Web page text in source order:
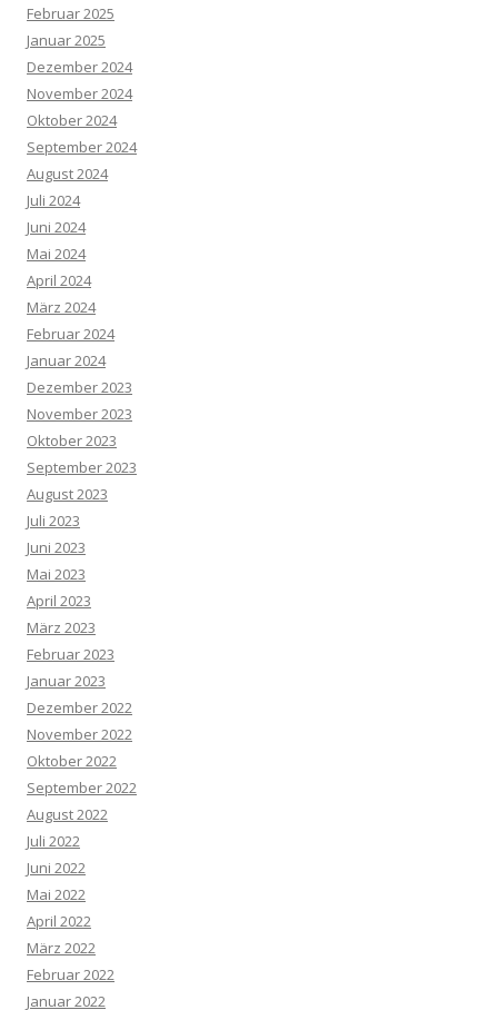
Februar 2025
Januar 2025
Dezember 2024
November 2024
Oktober 2024
September 2024
August 2024
Juli 2024
Juni 2024
Mai 2024
April 2024
März 2024
Februar 2024
Januar 2024
Dezember 2023
November 2023
Oktober 2023
September 2023
August 2023
Juli 2023
Juni 2023
Mai 2023
April 2023
März 2023
Februar 2023
Januar 2023
Dezember 2022
November 2022
Oktober 2022
September 2022
August 2022
Juli 2022
Juni 2022
Mai 2022
April 2022
März 2022
Februar 2022
Januar 2022